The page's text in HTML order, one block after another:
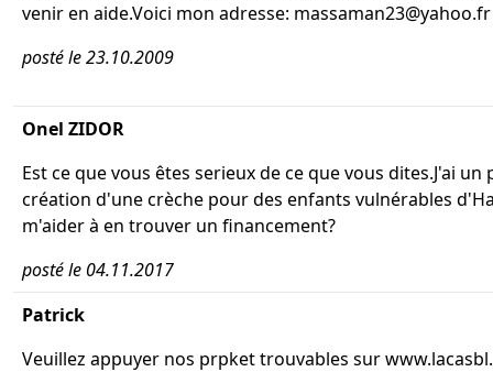
venir en aide.Voici mon adresse: massaman23@yahoo.fr
posté le 23.10.2009
Onel ZIDOR
Est ce que vous êtes serieux de ce que vous dites.J'ai un
création d'une crèche pour des enfants vulnérables
m'aider à en trouver un financement?
posté le 04.11.2017
Patrick
Veuillez appuyer nos prpket trouvables sur